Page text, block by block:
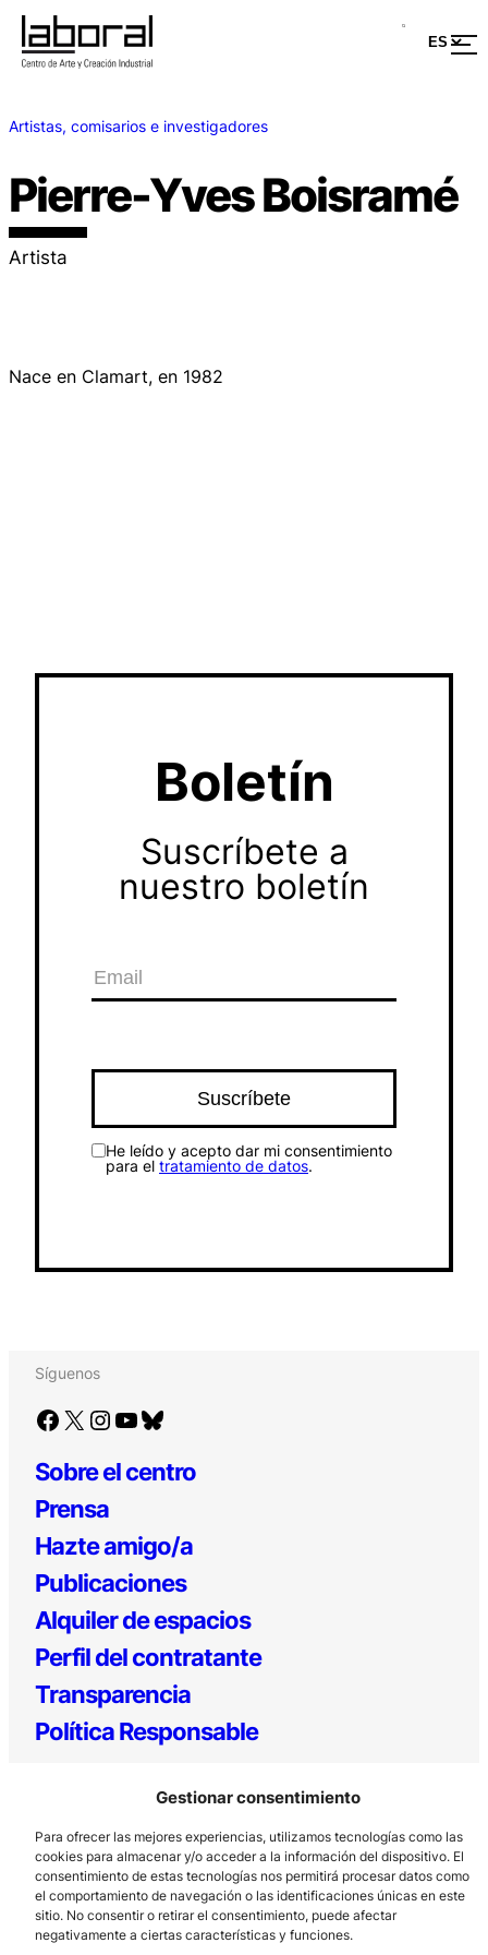
Gestionar consentimiento
Para ofrecer las mejores experiencias, utilizamos tecnologías como las
cookies para almacenar y/o acceder a la información del dispositivo. El
consentimiento de estas tecnologías nos permitirá procesar datos como
el comportamiento de navegación o las identificaciones únicas en este
sitio. No consentir o retirar el consentimiento, puede afectar
negativamente a ciertas características y funciones.
Artistas, comisarios e investigadores
Pierre-Yves Boisramé
Artista
Nace en Clamart, en 1982
Boletín
Suscríbete a
nuestro boletín
He leído y acepto dar mi consentimiento
para el tratamiento de datos.
Síguenos
Facebook X Instagram YouTube Bluesky
Sobre el centro
Prensa
Hazte amigo/a
Publicaciones
Alquiler de espacios
Perfil del contratante
Transparencia
Política Responsable
Los Prados, 121 – 33203 Gijón